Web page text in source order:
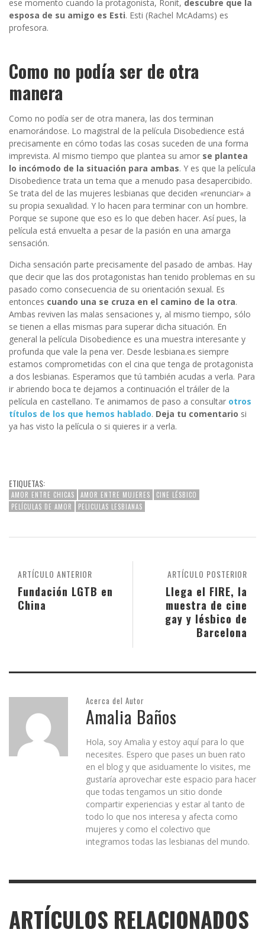
ese momento cuando la protagonista, Ronit, descubre que la
esposa de su amigo es Esti. Esti (Rachel McAdams) es
profesora.
Como no podía ser de otra
manera
Como no podía ser de otra manera, las dos terminan
enamorándose. Lo magistral de la película Disobedience está
precisamente en cómo todas las cosas suceden de una forma
imprevista. Al mismo tiempo que plantea su amor se plantea
lo incómodo de la situación para ambas. Y es que la película
Disobedience trata un tema que a menudo pasa desapercibido.
Se trata del de las mujeres lesbianas que deciden «renunciar» a
su propia sexualidad. Y lo hacen para terminar con un hombre.
Porque se supone que eso es lo que deben hacer. Así pues, la
película está envuelta a pesar de la pasión en una amarga
sensación.
Dicha sensación parte precisamente del pasado de ambas. Hay
que decir que las dos protagonistas han tenido problemas en su
pasado como consecuencia de su orientación sexual. Es
entonces cuando una se cruza en el camino de la otra.
Ambas reviven las malas sensaciones y, al mismo tiempo, sólo
se tienen a ellas mismas para superar dicha situación. En
general la película Disobedience es una muestra interesante y
profunda que vale la pena ver. Desde lesbiana.es siempre
estamos comprometidas con el cina que tenga de protagonista
a dos lesbianas. Esperamos que tú también acudas a verla. Para
ir abriendo boca te dejamos a continuación el tráiler de la
película en castellano. Te animamos de paso a consultar otros
títulos de los que hemos hablado. Deja tu comentario si
ya has visto la película o si quieres ir a verla.
ETIQUETAS:
AMOR ENTRE CHICAS AMOR ENTRE MUJERES
CINE LÉSBICO
PELÍCULAS DE AMOR
PELICULAS LESBIANAS
ARTÍCULO POSTERIOR
Llega el FIRE, la
muestra de cine
gay y lésbico de
Barcelona
ARTÍCULO ANTERIOR
Fundación LGTB en
China
Acerca del Autor
Amalia Baños
Hola, soy Amalia y estoy aquí para lo que
necesites. Espero que pases un buen rato
en el blog y que asiduamente lo visites, me
gustaría aprovechar este espacio para hacer
que todas tengamos un sitio donde
compartir experiencias y estar al tanto de
todo lo que nos interesa y afecta como
mujeres y como el colectivo que
integramos todas las lesbianas del mundo.
ARTÍCULOS RELACIONADOS